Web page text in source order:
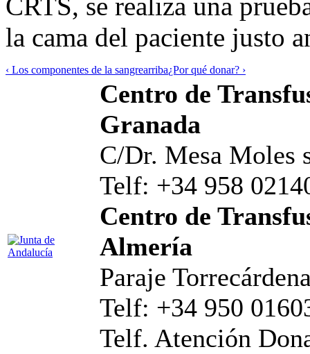
CRTS, se realiza una
la cama del paciente justo
‹ Los componentes de la sangrearriba¿Por qué donar? ›
Centro de
Granada
C/Dr. Mesa Moles
Telf: +34 958
Centro de
Almería
Paraje
Telf: +34 950
Telf. Atención